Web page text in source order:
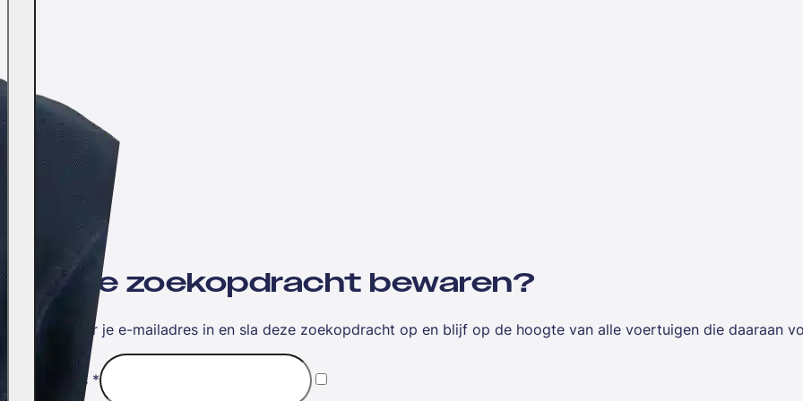
Wil jij je zoekopdracht bewaren?
Vul hieronder je e-mailadres in en sla deze zoekopdracht op en blijf op de hoogte van alle voertuigen die daaraan
E-mailadres *